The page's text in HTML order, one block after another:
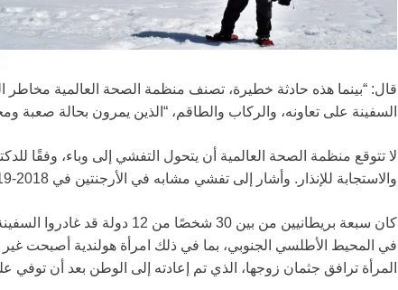
قال: “بينما هذه حادثة خطيرة، تصنف منظمة الصحة العالمية
السفينة على تعاونه، والركاب والطاقم، “الذين يمرون بحالة صعبة
لا تتوقع منظمة الصحة العالمية أن يتحول التفشي إلى وباء، وفقًا
والاستجابة للإنذار. وأشار إلى تفشي مشابه في الأرجنتين في 2018-19 والذي أسفر عن 34 حالة.
كان سبعة بريطانيين من بين 30
في المحيط الأطلسي الجنوبي، بما في ذلك امرأة هولندية أصبحت غير
المرأة ترافق جثمان زوجها، الذي تم إعادته إلى الوطن بعد أن توفي على